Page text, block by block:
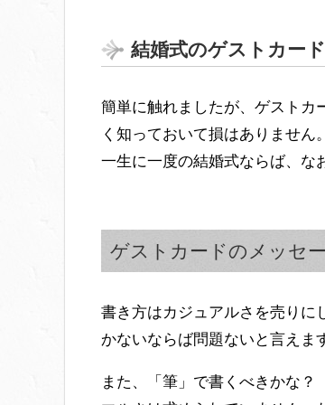
結婚式のゲストカー
簡単に触れましたが、ゲストカ
く知っておいて損はありません。
一生に一度の結婚式ならば、な
ゲストカードのメッセ
書き方はカジュアルさを売りに
かないならば問題ないと言えま
また、「筆」で書くべきかな